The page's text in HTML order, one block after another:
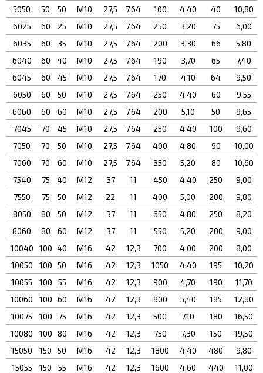
5050
50 50 М10 27,5 7,64 100 4,40 40
10,80
6025
60 25 М10 27,5 7,64 250 3,20 75
6,00
6035
60 35 М10 27,5 7,64 200 3,30 66
5,80
6040
60 40 М10 27,5 7,64 190 3,70 65
7,40
6045
60 45 М10 27,5 7,64 170 4,10 64
9,50
6050
60 50 М10 27,5 7,64 250 4,40 60
9,55
6060
60 60 М10 27,5 7,64 200 5,10 50
9,65
7045
70 45 М10 27,5 7,64 250 4,40 100
9,60
7050
70 50 М10 27,5 7,64 400 4,80 90
10,00
7060
70 60 М10 27,5 7,64 350 5,20 80
10,60
7540
75 40 М12 37 11 450 4,40 250
9,00
7550
75 50 М12 22 11 400 5,00 200
9,80
8050
80 50 М12 37 11 650 4,80 250
8,20
8060
80 60 М12 37 11 550 5,20 200
9,00
10040
100 40 М16 42 12,3 700 4,00 200
8,00
10050
100 50 М16 42 12,3 1050 4,40 195
10,20
10055
100 55 М16 42 12,3 900 4,70 190
11,70
10060
100 60 М16 42 12,3 800 5,40 185
12,80
10075
100 75 М16 42 12,3 500 7,10 180
16,50
10080
100 80 М16 42 12,3 750 7,30 150
19,50
15050
150 50 М16 42 12,3 1800 4,40 480
9,80
15055
150 55 М16 42 12,3 1600 4,60 440
11,00